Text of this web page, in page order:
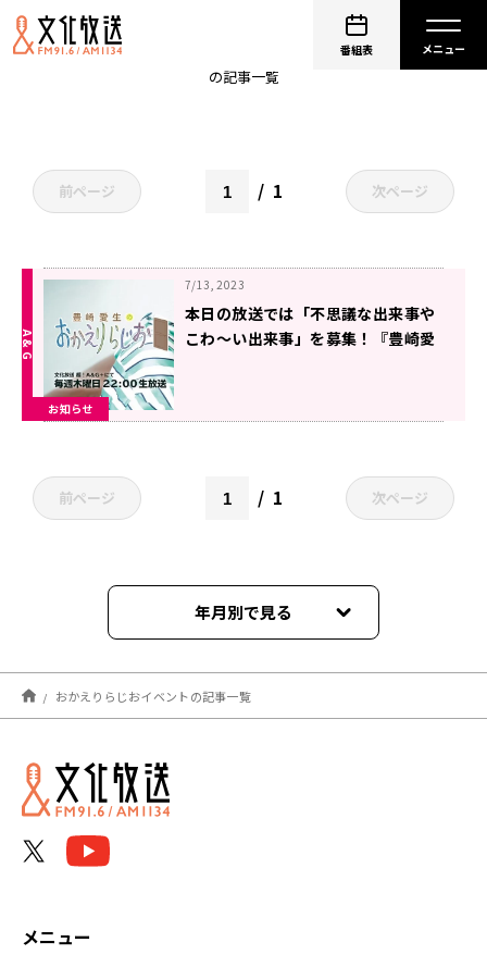
番組表
おかえりらじおイベント
の記事一覧
前ページ 1 次ページ
お知らせ
7/13, 2023
本日の放送では「不思議な出来事や
こわ〜い出来事」を募集！『豊崎愛
前ページ 1 次ページ
年月別で見る
2023年09月
2023年08月
2023年07月
おかえりらじおイベントの記事一覧
メニュー